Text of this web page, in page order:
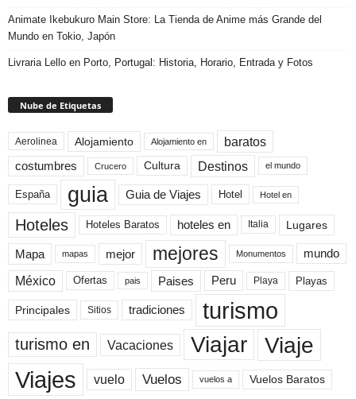
Animate Ikebukuro Main Store: La Tienda de Anime más Grande del
Mundo en Tokio, Japón
Livraria Lello en Porto, Portugal: Historia, Horario, Entrada y Fotos
Nube de Etiquetas
Aerolinea Alojamiento Alojamiento en baratos
costumbres Crucero Cultura Destinos el mundo
España guia Guia de Viajes Hotel Hotel en
Hoteles Hoteles Baratos hoteles en Italia Lugares
Mapa mapas mejor mejores Monumentos mundo
México Ofertas pais Paises Peru Playa Playas
Principales Sitios tradiciones turismo
turismo en Vacaciones Viajar Viaje
Viajes vuelo Vuelos vuelos a Vuelos Baratos